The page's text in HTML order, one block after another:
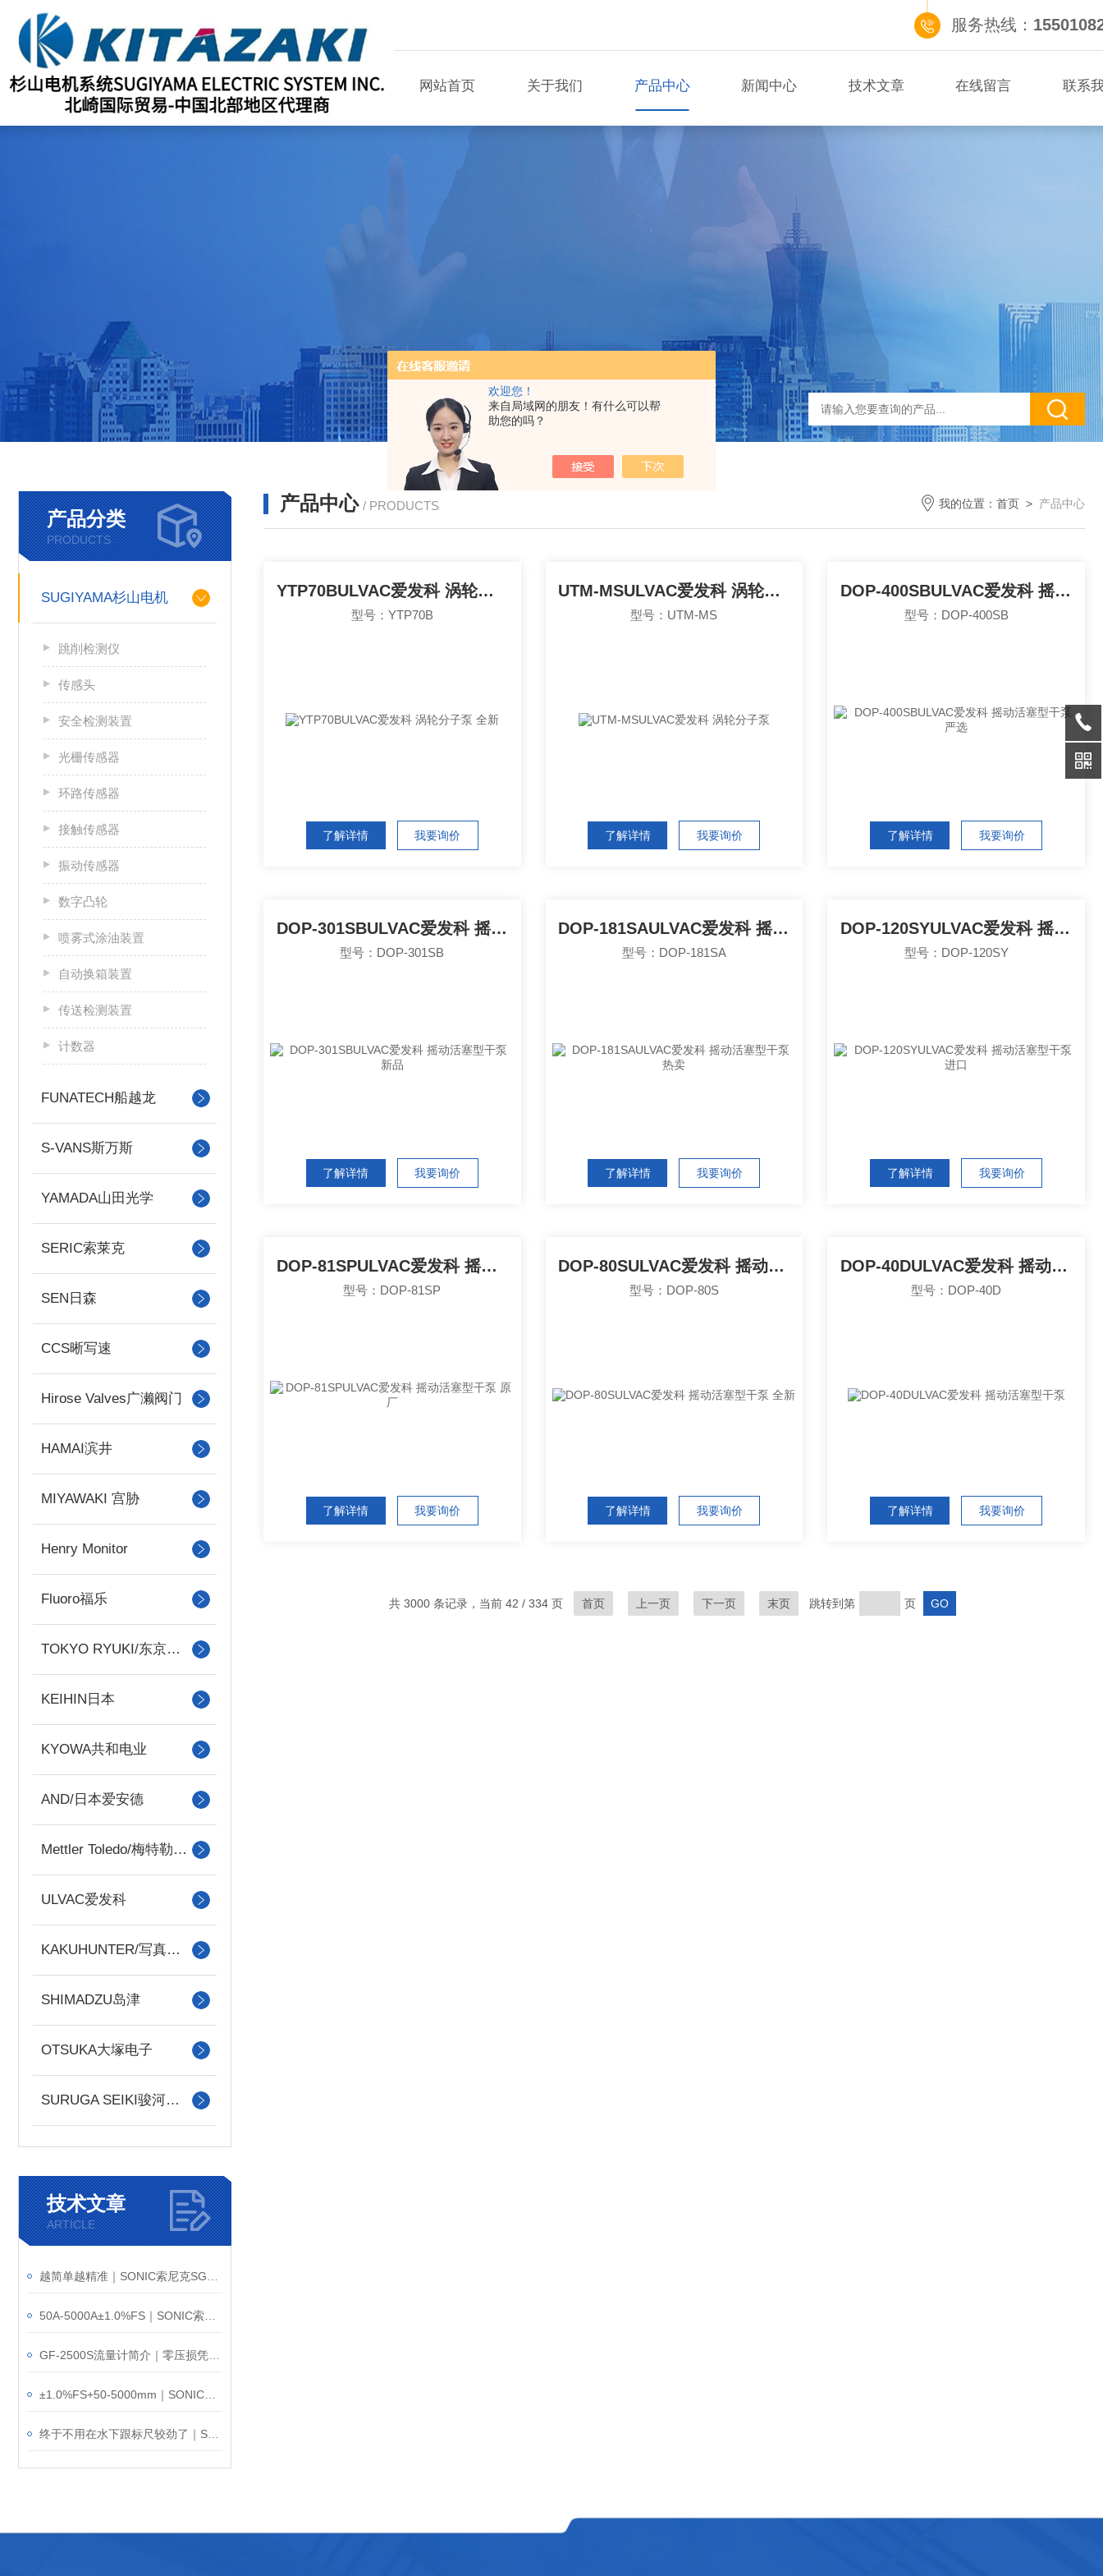
欢迎您！
来自局域网的朋友！有什么可以帮
助您的吗？
服务热线：
网站首页 关于我们 产品中心 新闻中心 技术文章 在线留言 联系
产品分类
PRODUCTS
SUGIYAMA杉山电机
跳削检测仪
传感头
安全检测装置
光栅传感器
环路传感器
接触传感器
振动传感器
数字凸轮
喷雾式涂油装置
自动换箱装置
传送检测装置
计数器
FUNATECH船越龙
S-VANS斯万斯
YAMADA山田光学
SERIC索莱克
SEN日森
CCS晰写速
Hirose Valves广濑阀门
HAMAI滨井
MIYAWAKI 宫胁
Henry Monitor
Fluoro福乐
TOKYO RYUKI/东京流机
KEIHIN日本
KYOWA共和电业
AND/日本爱安德
Mettler Toledo/梅特勒托利多
ULVAC爱发科
KAKUHUNTER/写真化学
SHIMADZU岛津
OTSUKA大塚电子
SURUGA SEIKI骏河精机
技术文章
ARTICLE
产品中心 / PRODUCTS 我的位置： 首页 > 产品中心
YTP70BULVAC爱发科 涡轮分子泵 全新
型号：YTP70B
了解详情 我要询价
UTM-MSULVAC爱发科 涡轮分子泵
型号：UTM-MS
了解详情 我要询价
DOP-400SBULVAC爱发科 摇动活塞型干泵 严选
型号：DOP-400SB
了解详情 我要询价
DOP-301SBULVAC爱发科 摇动活塞型干泵 新品
型号：DOP-301SB
了解详情 我要询价
DOP-181SAULVAC爱发科 摇动活塞型干泵 热卖
型号：DOP-181SA
了解详情 我要询价
DOP-120SYULVAC爱发科 摇动活塞型干泵 进口
型号：DOP-120SY
了解详情 我要询价
DOP-81SPULVAC爱发科 摇动活塞型干泵 原厂
型号：DOP-81SP
了解详情 我要询价
DOP-80SULVAC爱发科 摇动活塞型干泵 全新
型号：DOP-80S
了解详情 我要询价
DOP-40DULVAC爱发科 摇动活塞型干泵
型号：DOP-40D
了解详情 我要询价
共 3000 条记录，当前 42 / 334 页 首页 上一页 下一页 末页 跳转到第 页